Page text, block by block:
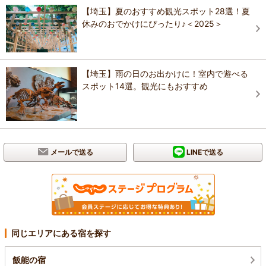
【埼玉】夏のおすすめ観光スポット28選！夏
休みのおでかけにぴったり♪＜2025＞
【埼玉】雨の日のお出かけに！室内で遊べる
スポット14選。観光にもおすすめ
メールで送る LINEで送る
同じエリアにある宿を探す
飯能の宿